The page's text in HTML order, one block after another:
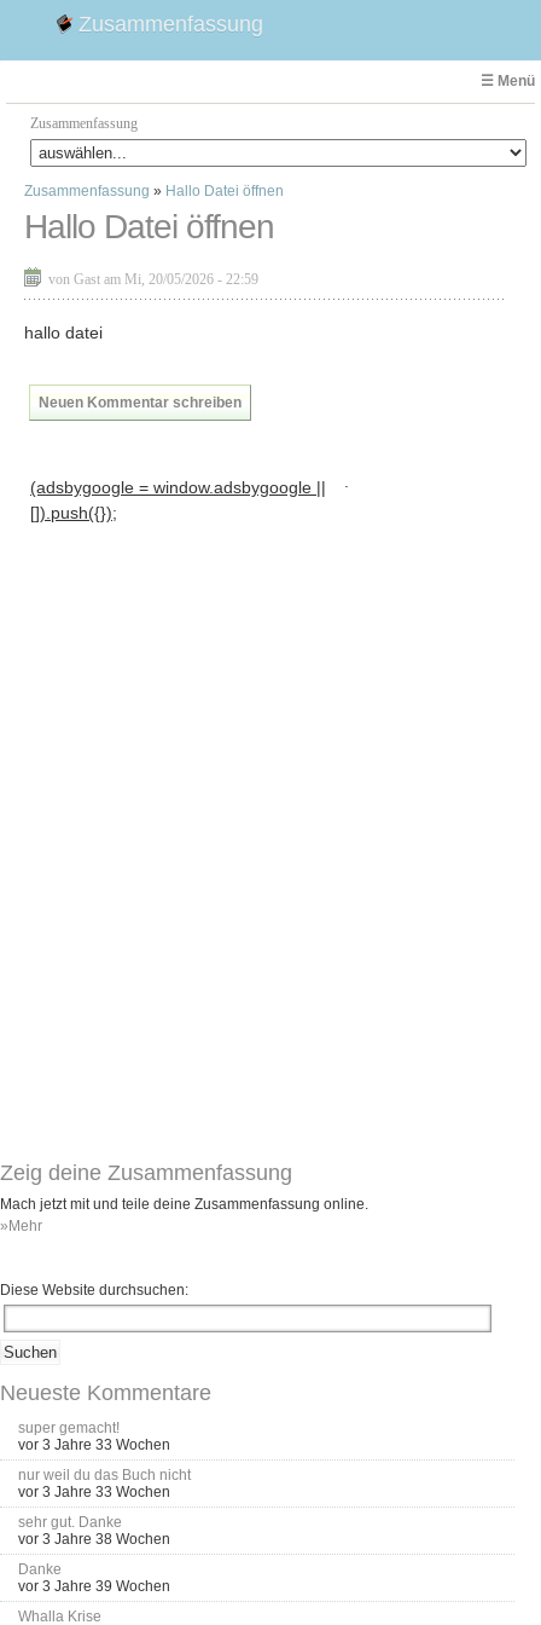
Zusammenfassung
☰ Menü
Zusammenfassung
Faust
Willhelm Tell
Effi Briest
Emilia Galotti
1. Weltkrieg Zusammenfassung
Weimarer Republik
Woyzeck
Aktive Forenbeiträge
Dies ist das Forum um neue Funktionen und Information zu Wünschen
Regeln (Bitte vor dem posten lesen)
Zusammenfassung » Hallo Datei öffnen
Hallo Datei öffnen
von Gast am Mi, 20/05/2026 - 22:59
hallo datei
Neuen Kommentar schreiben
(adsbygoogle = window.adsbygoogle ||
[]).push({});
Zeig deine Zusammenfassung
Mach jetzt mit und teile deine Zusammenfassung online.
»Mehr
Diese Website durchsuchen:
Neueste Kommentare
super gemacht!
vor 3 Jahre 33 Wochen
nur weil du das Buch nicht
vor 3 Jahre 33 Wochen
sehr gut. Danke
vor 3 Jahre 38 Wochen
Danke
vor 3 Jahre 39 Wochen
Whalla Krise